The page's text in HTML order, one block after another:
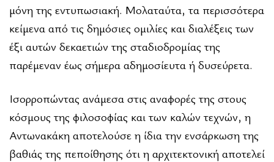
μόνη της εντυπω­σιακή. Μολαταύτα, τα περισσότερα
κείμενα από τις δημόσιες ομιλίες και διαλέξεις των
έξι αυτών δεκαετιών της σταδιοδρομίας της
παρέμεναν έως σήμερα αδημοσίευτα ή δυσεύρετα.
Ισορροπώντας ανάμεσα στις αναφορές της στους
κόσμους της φιλοσοφίας και των καλών τεχνών, η
Αντωνακάκη αποτελούσε η ίδια την ενσάρκωση της
βαθιάς της πεποίθησης ότι η αρχιτεκτονική αποτελεί